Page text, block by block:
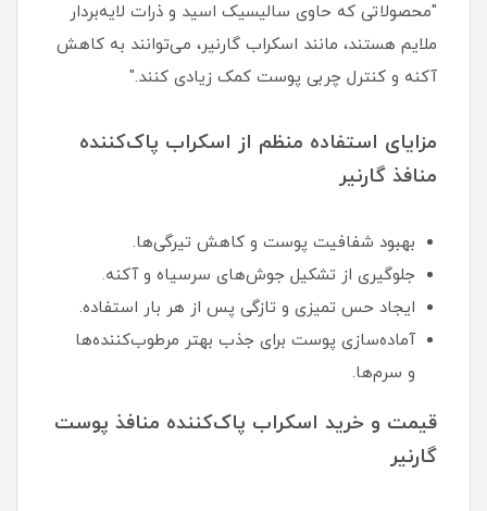
"محصولاتی که حاوی سالیسیک اسید و ذرات لایه‌بردار
ملایم هستند، مانند اسکراب گارنیر، می‌توانند به کاهش
آکنه و کنترل چربی پوست کمک زیادی کنند."
مزایای استفاده منظم از اسکراب پاک‌کننده
منافذ گارنیر
بهبود شفافیت پوست و کاهش تیرگی‌ها.
جلوگیری از تشکیل جوش‌های سرسیاه و آکنه.
ایجاد حس تمیزی و تازگی پس از هر بار استفاده.
آماده‌سازی پوست برای جذب بهتر مرطوب‌کننده‌ها
و سرم‌ها.
قیمت و خرید اسکراب پاک‌کننده منافذ پوست
گارنیر